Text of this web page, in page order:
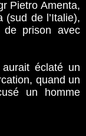
Pietro Amenta,
de l’Italie),
prison avec
éclaté un
quand un
un homme